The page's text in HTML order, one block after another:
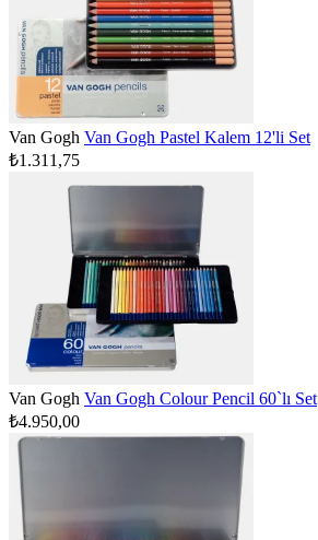
Van Gogh Van Gogh Pastel Kalem 12'li Set
₺1.311,75
Van Gogh Van Gogh Colour Pencil 60`lı Set
₺4.950,00